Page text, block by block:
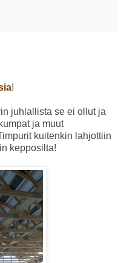
!
juhlallista se ei ollut ja
ja muut
kuitenkin lahjottiin
kepposilta!